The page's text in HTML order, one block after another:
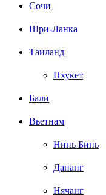
Сочи
Шри-Ланка
Таиланд
Пхукет
Бали
Вьетнам
Нинь Бинь
Дананг
Нячанг